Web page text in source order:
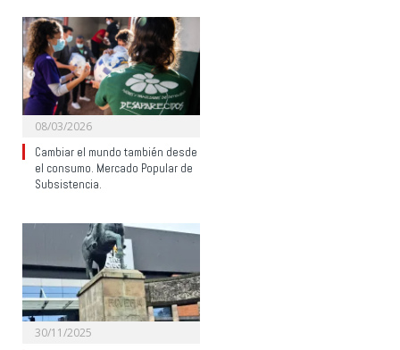
08/03/2026
Cambiar el mundo también desde
el consumo. Mercado Popular de
Subsistencia.
30/11/2025